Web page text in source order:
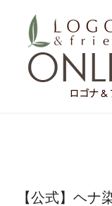
【公式】ヘナ